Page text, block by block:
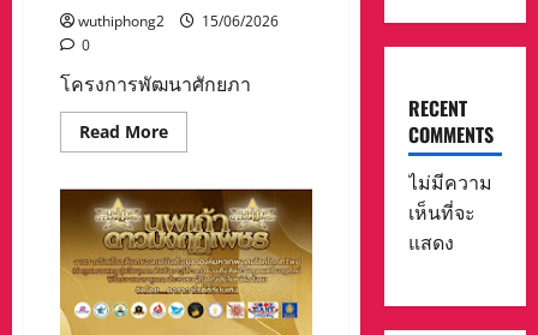
ยอด
ยนต์
อัตโนมัติ
เพื่อ
เสิร์ฟ
อาหาร’
wuthiphong2
15/06/2026
0
โครงการพัฒนาศักยภา
Read MoreRead
more
พัฒนา
ศักยภาพ
แกน
นำ
ด้าน
สุขภาพ
ใน
ชุมชน
RECENT
COMMENTS
ไม่มีความ
เห็นที่จะ
แสดง